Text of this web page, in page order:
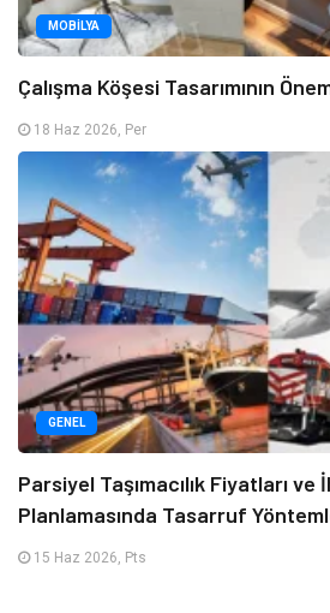
MOBILYA
Çalışma Köşesi Tasarımının
18 Haz 2026, Per
GENEL
Parsiyel Taşımacılık Fiyatları ve
Planlamasında Tasarruf
15 Haz 2026, Pts